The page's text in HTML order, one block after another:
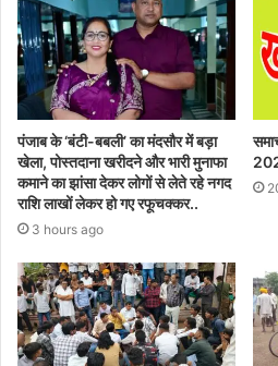
पंजाब के ‘बंटी-बबली’ का मंदसौर में बड़ा
खेला, पोस्तदाना खरीदने और भारी मुनाफा
कमाने का झांसा देकर लोगों से लेते रहे नगद
राशि लाखों लेकर हो गए रफूचक्कर..
3 hours ago